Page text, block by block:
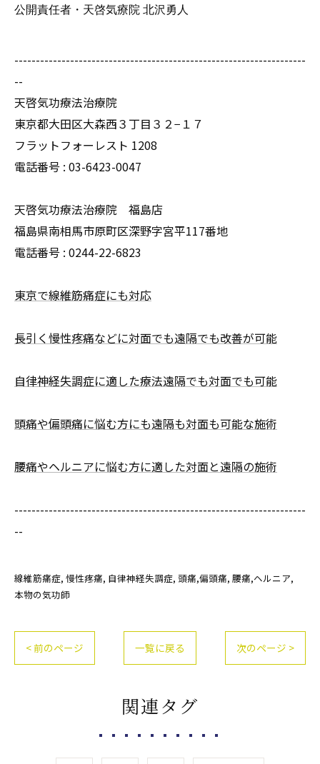
公開責任者・天啓気療院北沢勇人
--------------------------------------------------------------------
--
天啓気功療法治療院
東京都大田区大森西３丁目３２−１７
フラットフォーレスト 1208
電話番号 : 03-6423-0047
天啓気功療法治療院 福島店
福島県南相馬市原町区深野字宮平117番地
電話番号 : 0244-22-6823
東京で線維筋痛症にも対応
長引く慢性疼痛などに対面でも遠隔でも改善が可能
自律神経失調症に適した療法遠隔でも対面でも可能
頭痛や偏頭痛に悩む方にも遠隔も対面も可能な施術
腰痛やヘルニアに悩む方に適した対面と遠隔の施術
--------------------------------------------------------------------
--
線維筋痛症 慢性疼痛 自律神経失調症 頭痛,偏頭痛 腰痛,ヘルニア
本物の気功師
< 前のページ 一覧に戻る 次のページ >
関連タグ